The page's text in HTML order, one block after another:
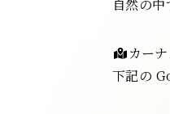
自然の中
カー
下記の